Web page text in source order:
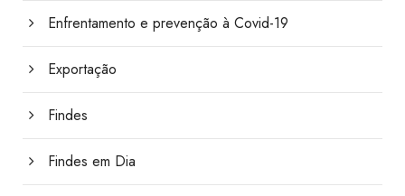
Enfrentamento e prevenção à Covid-19
Exportação
Findes
Findes em Dia